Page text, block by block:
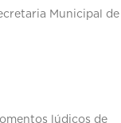
Municipal de
lúdicos de